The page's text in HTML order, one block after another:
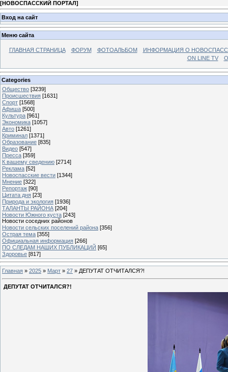
[НОВОСПАССКИЙ ПОРТАЛ]
Вход на сайт
Меню сайта
ГЛАВНАЯ СТРАНИЦА ФОРУМ ФОТОАЛЬБОМ
ИНФОРМАЦИЯ О
ON LINE TV
Categories
Общество [3239]
Происшествия [1631]
Спорт [1568]
Афиша [500]
Культура [961]
Экономика [1057]
Авто [1261]
Криминал [1371]
Образование [835]
Видео [547]
Пресса [359]
К вашему сведению [2714]
Реклама [52]
Новоспасские вести [1344]
Мнение [322]
Репортаж [90]
Цитата дня [23]
Природа и экология [1936]
ТАЛАНТЫ РАЙОНА [204]
Новости Южного куста [243]
Новости соседних районов
Новости сельских поселений района [356]
Острая тема [355]
Официальная информация [266]
ПО СЛЕДАМ НАШИХ ПУБЛИКАЦИЙ [65]
Здоровье [817]
Главная » 2025 » Март » 27 » ДЕПУТАТ ОТЧИТАЛСЯ?!
ДЕПУТАТ ОТЧИТАЛСЯ?!